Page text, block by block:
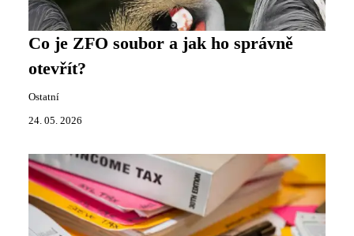
Co je ZFO soubor a jak ho správně
otevřít?
Ostatní
24. 05. 2026